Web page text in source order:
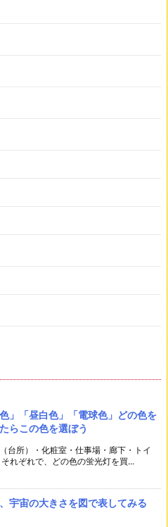
」「昼白色」「電球色」どの色を
らこの色を選ぼう
台所）・化粧室・仕事場・廊下・トイ
れぞれで、どの色の蛍光灯を買...
宇宙の大きさを図で表してみる